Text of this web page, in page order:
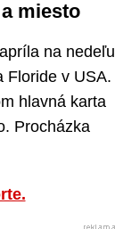
miesto
na nedeľu
Floride v USA.
hlavná karta
Procházka